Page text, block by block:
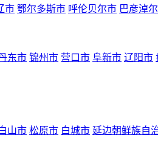
市 鄂尔多斯市 呼伦贝尔市 巴彦淖
东市 锦州市 营口市 阜新市 辽阳市
山市 松原市 白城市 延边朝鲜族自